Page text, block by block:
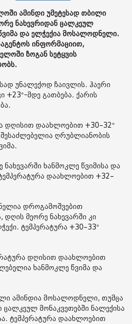
ამინდი უმეტესად თბილი
ნახევრიდან ცალკეულ
და ელჭექია მოსალოდნელი.
ინფორმაციით,
ზოგან სეტყვის
უნალექოდ ჩაივლის. ჰაერი
+23°-მდე გათბება. ქარის
დღისით დაახლოებით +30–32°
შესაძლებელია ღრუბლიანობის
ნახევარში ხანმოკლე წვიმისა და
დაახლოებით +32–
დროგამოშვებით
დღის მეორე ნახევარში კი
ტემპერატურა +30–33°
დღისით დაახლოებით
ხანმოკლე წვიმა და
ამინდია მოსალოდნელი, თუმცა
ცალკეულ მონაკვეთებში ნალექისა
ტემპერატურა დაახლოებით